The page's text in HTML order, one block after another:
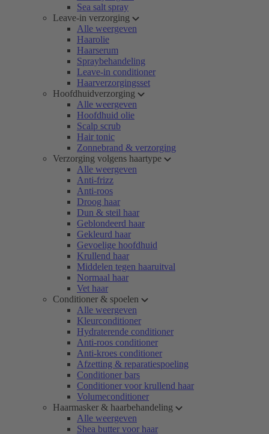
Sea salt spray
Leave-in verzorging
Alle weergeven
Haarolie
Haarserum
Spraybehandeling
Leave-in conditioner
Haarverzorgingsset
Hoofdhuidverzorging
Alle weergeven
Hoofdhuid olie
Scalp scrub
Hair tonic
Zonnebrand & verzorging
Verzorging volgens haartype
Alle weergeven
Anti-frizz
Anti-roos
Droog haar
Dun & steil haar
Geblondeerd haar
Gekleurd haar
Gevoelige hoofdhuid
Krullend haar
Middelen tegen haaruitval
Normaal haar
Vet haar
Conditioner & spoelen
Alle weergeven
Kleurconditioner
Hydraterende conditioner
Anti-roos conditioner
Anti-kroes conditioner
Afzetting & reparatiespoeling
Conditioner bars
Conditioner voor krullend haar
Volumeconditioner
Haarmasker & haarbehandeling
Alle weergeven
Shea butter voor haar